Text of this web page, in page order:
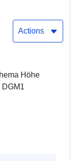
Actions
Höhe